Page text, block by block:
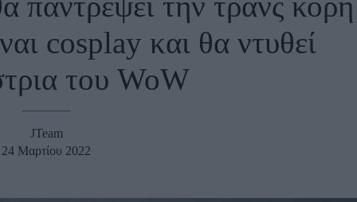
Ζώδια
cosplay και θα ντυθεί
του WoW
JTeam
24 Μαρτίου 2022